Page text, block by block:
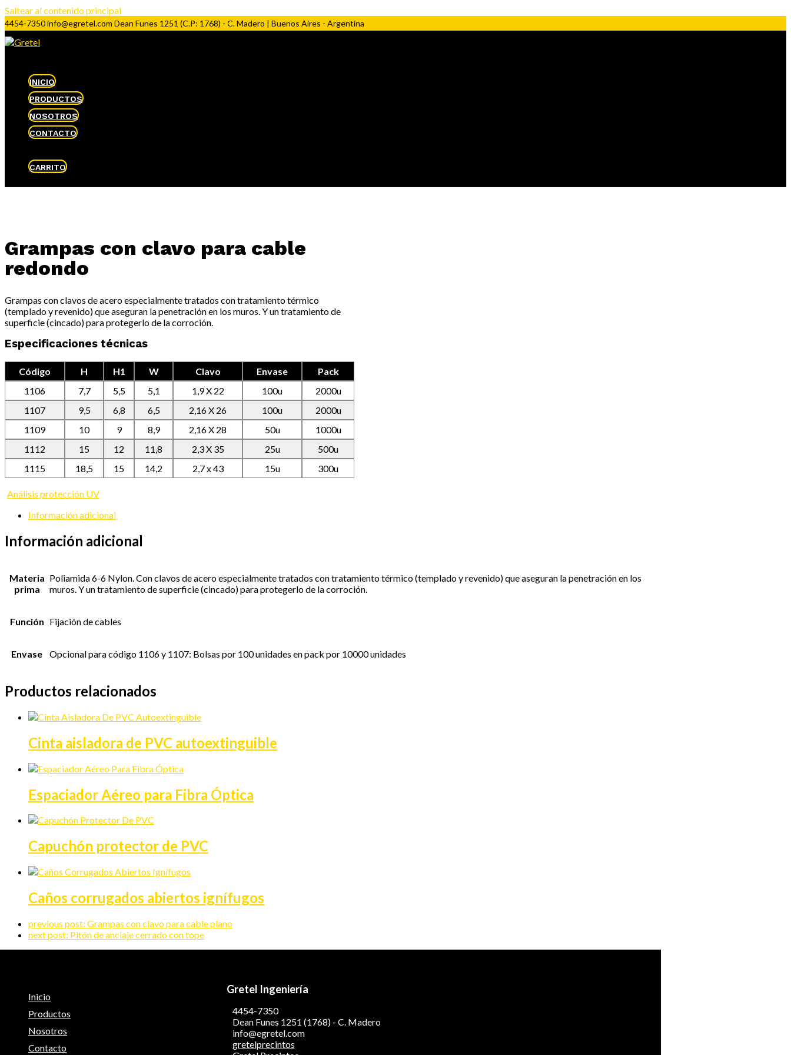
Saltear al contenido principal
4454-7350info@egretel.com Dean Funes 1251 (C.P: 1768) - C. Madero | Buenos Aires - Argentina
INICIO
PRODUCTOS
NOSOTROS
CONTACTO
CARRITO
Grampas con clavo para cable
redondo
Grampas con clavos de acero especialmente tratados con tratamiento térmico
(templado y revenido) que aseguran la penetración en los muros. Y un tratamiento de
superficie (cincado) para protegerlo de la corroción.
Especificaciones técnicas
Código H H1 W Clavo Envase
Pack
1106
7,7 5,5 5,1 1,9 X 22 100u
2000u
1107
9,5 6,8 6,5 2,16 X 26 100u
2000u
1109
10 9 8,9 2,16 X 28 50u
1000u
1112
15 12 11,8 2,3 X 35 25u
500u
1115
18,5 15 14,2 2,7 x 43 15u 300u
Análisis protección UV
Información adicional
Información adicional
Materia
prima
Poliamida 6-6 Nylon. Con clavos de acero especialmente tratados con tratamiento térmico (templado y revenido) que aseguran la penetración en los
muros. Y un tratamiento de superficie (cincado) para protegerlo de la corroción.
Función Fijación de cables
Envase Opcional para código 1106 y 1107: Bolsas por 100 unidades en pack por 10000 unidades
Productos relacionados
Cinta aisladora de PVC autoextinguible
Espaciador Aéreo para Fibra Óptica
Capuchón protector de PVC
Caños corrugados abiertos ignífugos
previous post: Grampas con clavo para cable plano
next post: Pitón de anclaje cerrado con tope
Inicio
Productos
Nosotros
Contacto
Gretel Ingeniería
4454-7350
Dean Funes 1251 (1768) - C. Madero
info@egretel.com
gretelprecintos